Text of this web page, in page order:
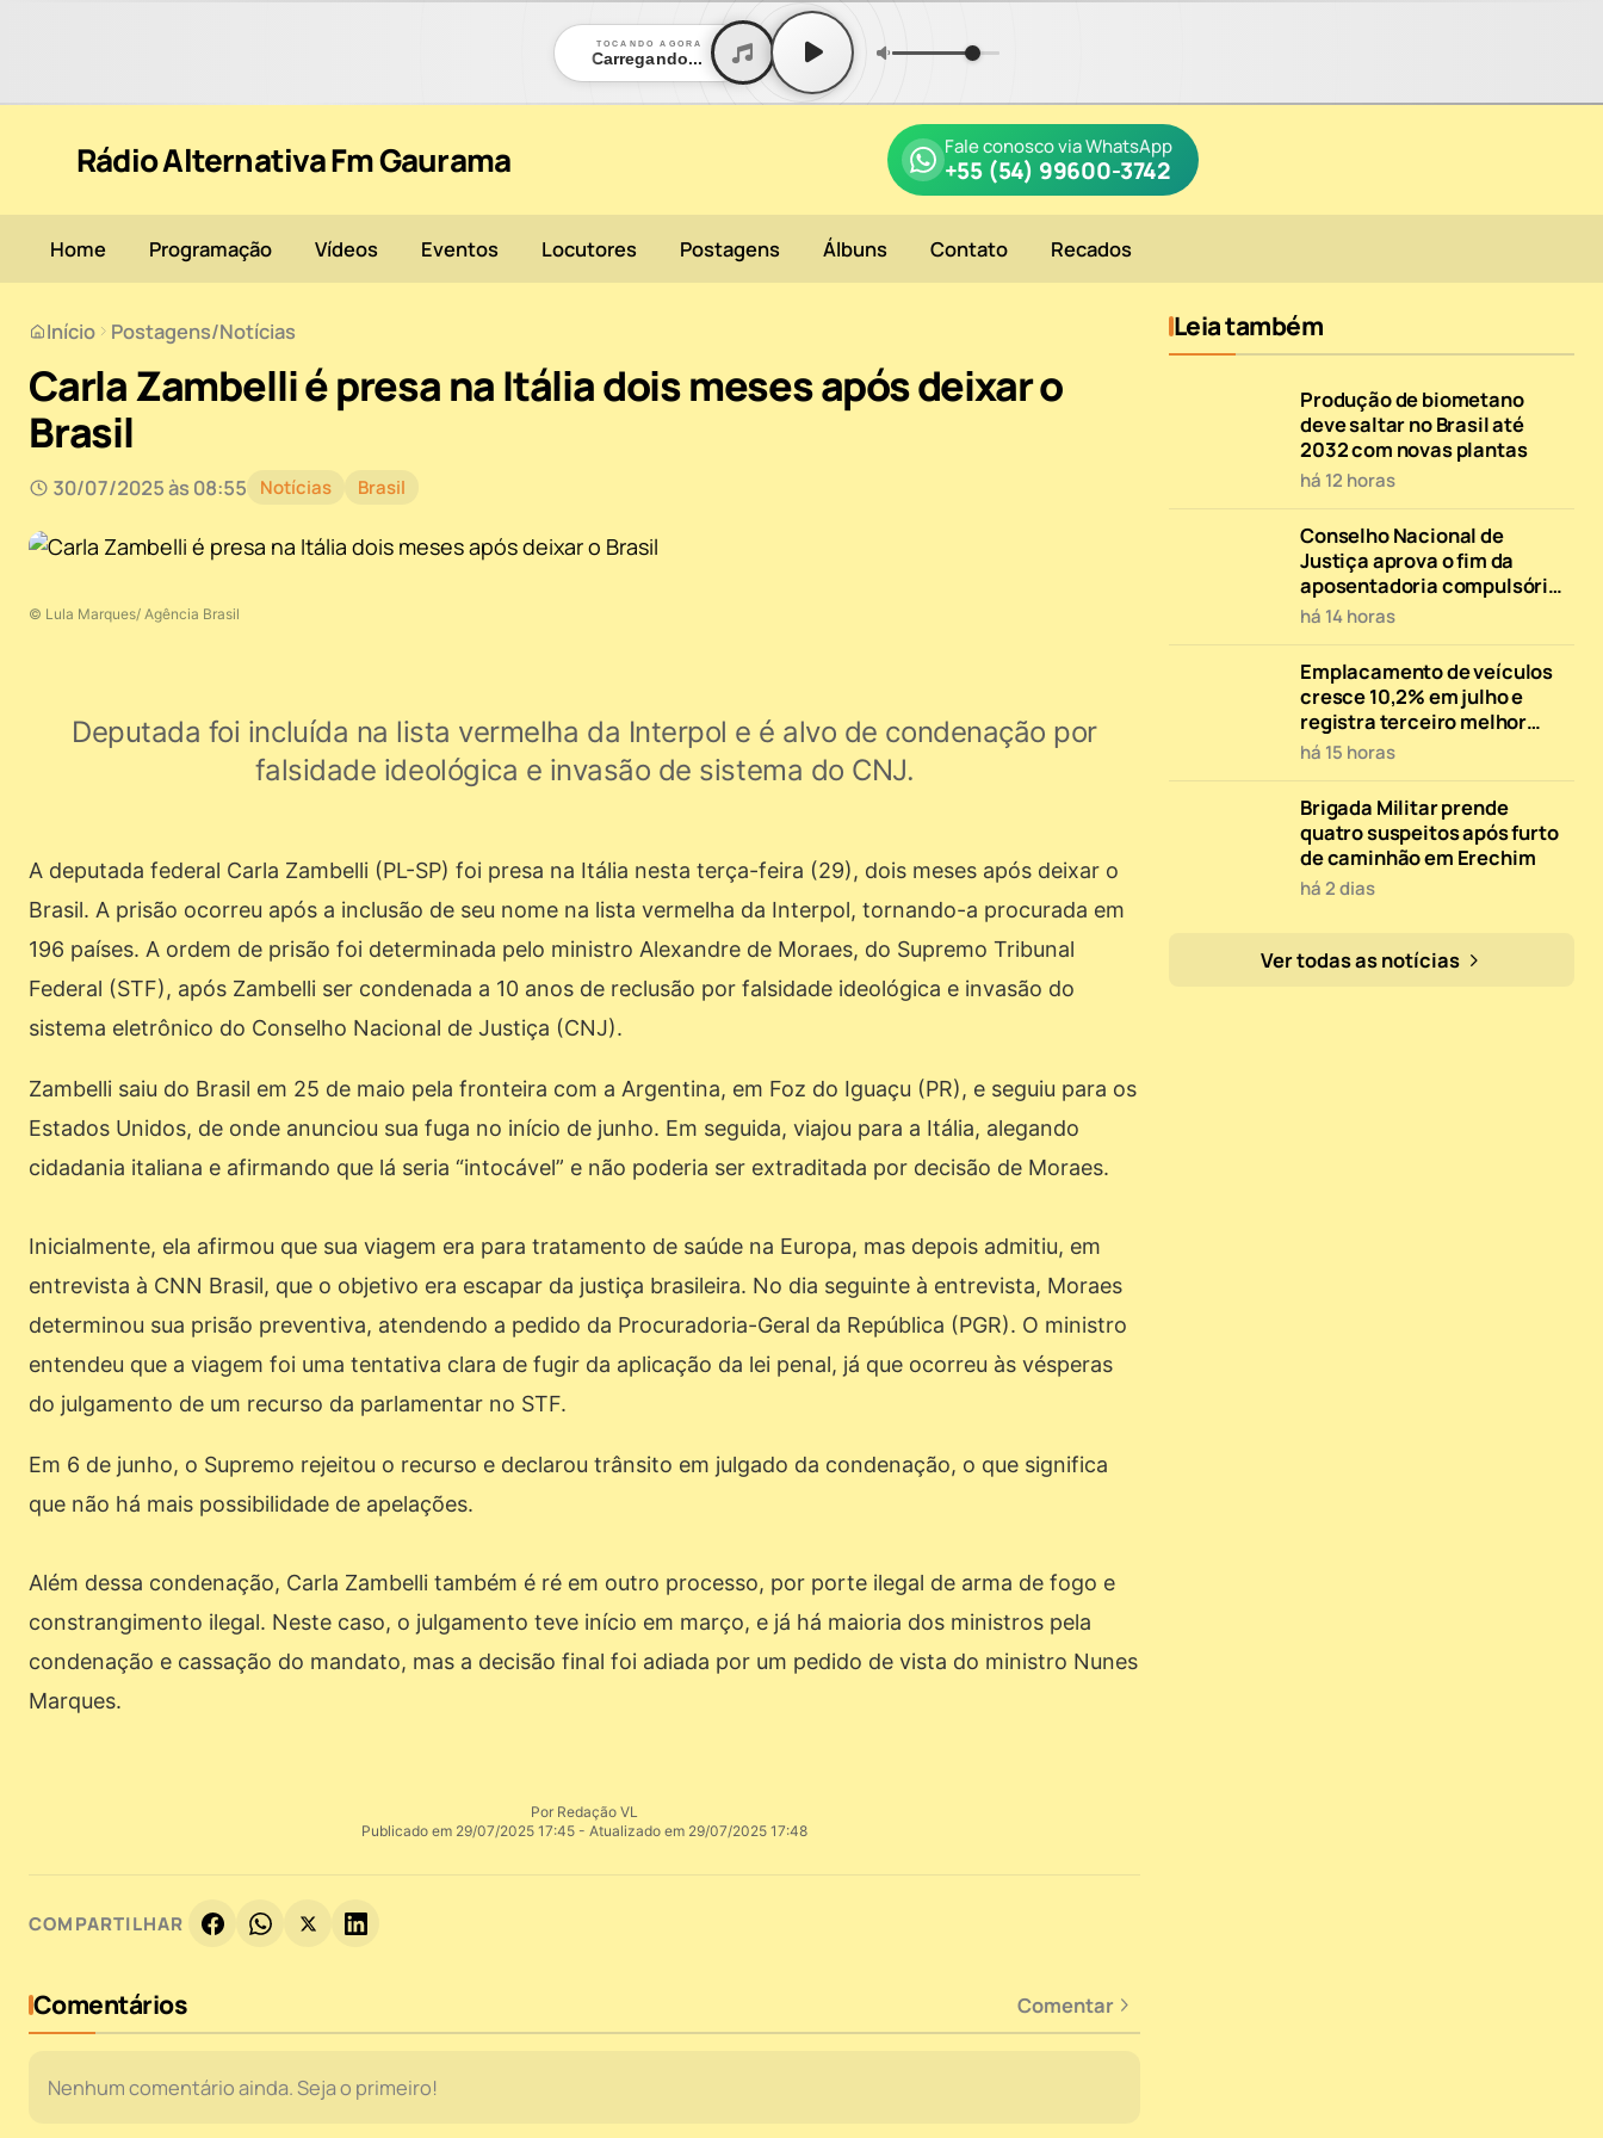
TOCANDO AGORA
Carregando...
Rádio Alternativa Fm Gaurama Fale conosco via WhatsApp
+55 (54) 99600-3742
Home Programação Vídeos Eventos Locutores Postagens Álbuns Contato Recados
Início Postagens/Notícias
Carla Zambelli é presa na Itália dois meses após deixar o
Brasil
30/07/2025 às 08:55 Notícias Brasil
© Lula Marques/ Agência Brasil
Deputada foi incluída na lista vermelha da Interpol e é alvo de condenação por
falsidade ideológica e invasão de sistema do CNJ.
A deputada federal Carla Zambelli (PL-SP) foi presa na Itália nesta terça-feira (29), dois meses após deixar o
Brasil. A prisão ocorreu após a inclusão de seu nome na lista vermelha da Interpol, tornando-a procurada em
196 países. A ordem de prisão foi determinada pelo ministro Alexandre de Moraes, do Supremo Tribunal
Federal (STF), após Zambelli ser condenada a 10 anos de reclusão por falsidade ideológica e invasão do
sistema eletrônico do Conselho Nacional de Justiça (CNJ).
Zambelli saiu do Brasil em 25 de maio pela fronteira com a Argentina, em Foz do Iguaçu (PR), e seguiu para os
Estados Unidos, de onde anunciou sua fuga no início de junho. Em seguida, viajou para a Itália, alegando
cidadania italiana e afirmando que lá seria “intocável” e não poderia ser extraditada por decisão de Moraes.
Inicialmente, ela afirmou que sua viagem era para tratamento de saúde na Europa, mas depois admitiu, em
entrevista à CNN Brasil, que o objetivo era escapar da justiça brasileira. No dia seguinte à entrevista, Moraes
determinou sua prisão preventiva, atendendo a pedido da Procuradoria-Geral da República (PGR). O ministro
entendeu que a viagem foi uma tentativa clara de fugir da aplicação da lei penal, já que ocorreu às vésperas
do julgamento de um recurso da parlamentar no STF.
Em 6 de junho, o Supremo rejeitou o recurso e declarou trânsito em julgado da condenação, o que significa
que não há mais possibilidade de apelações.
Além dessa condenação, Carla Zambelli também é ré em outro processo, por porte ilegal de arma de fogo e
constrangimento ilegal. Neste caso, o julgamento teve início em março, e já há maioria dos ministros pela
condenação e cassação do mandato, mas a decisão final foi adiada por um pedido de vista do ministro Nunes
Marques.
Por Redação VL
Publicado em 29/07/2025 17:45 - Atualizado em 29/07/2025 17:48
COMPARTILHAR
Comentários Comentar
Nenhum comentário ainda. Seja o primeiro!
Leia também
Produção de biometano
deve saltar no Brasil até
2032 com novas plantas
há 12 horas
Conselho Nacional de
Justiça aprova o fim da
aposentadoria compulsória
como pena máxima para
há 14 horas
Emplacamento de veículos
cresce 10,2% em julho e
registra terceiro melhor
resultado da história
há 15 horas
Brigada Militar prende
quatro suspeitos após furto
de caminhão em Erechim
há 2 dias
Ver todas as notícias